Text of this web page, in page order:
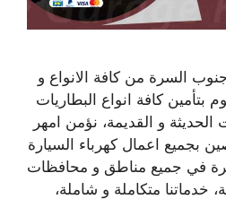
السرة من كافة الانواع و
بتأمين كافة انواع البطاريات
و القديمة، نؤمن امهر
بجميع اعمال كهرباء السيارة
في جميع مناطق و محافظات
خدماتنا متكاملة و شاملة،